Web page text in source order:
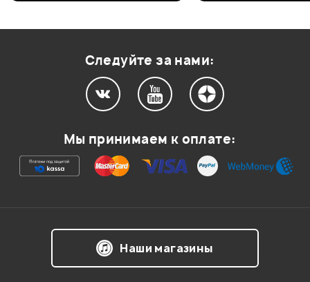
Ваша оценка:
Следуйте за нами:
Мы принимаем к оплате:
Наши магазины